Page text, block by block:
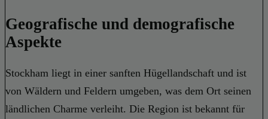
Geografische und demografische
Aspekte
Stockham liegt in einer sanften Hügellandschaft und ist
von Wäldern und Feldern umgeben, was dem Ort seinen
ländlichen Charme verleiht. Die Region ist bekannt für